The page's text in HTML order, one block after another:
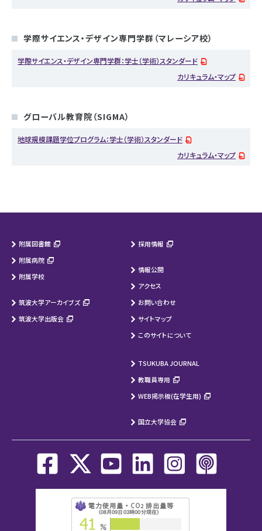
学際サイエンス・デザイン専門学群（マレーシア校）
学際サイエンス・デザイン専門学群：学士（学術）スタンダード
カリキュラム・マップ
グローバル教育院（SIGMA）
地球規模課題学位プログラム：学士（学術）スタンダード
カリキュラム・マップ
附属図書館
附属病院
附属学校
筑波大学アーカイブズ
筑波大学出版会
採用情報
情報公開
アクセス
お問い合わせ
サイトマップ
このサイトについて
TSUKUBA JOURNAL
教職員専用
WEB掲示板(在学生用)
国立大学協会